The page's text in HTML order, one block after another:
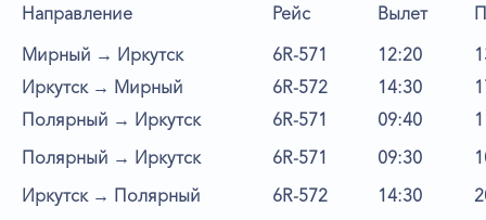
Направление Рейс Вылет
Мирный → Иркутск
6R-571 12:20
Иркутск → Мирный
6R-572 14:30
Полярный → Иркутск
6R-571 09:40
Полярный → Иркутск
6R-571 09:30
Иркутск → Полярный
6R-572 14:30